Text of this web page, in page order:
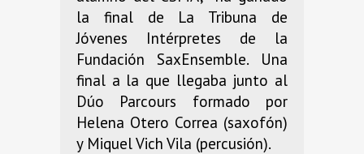
la final de La Tribuna de
Jóvenes Intérpretes de la
Fundación SaxEnsemble. Una
final a la que llegaba junto al
Dúo Parcours formado por
Helena Otero Correa (saxofón)
y Miquel Vich Vila (percusión).